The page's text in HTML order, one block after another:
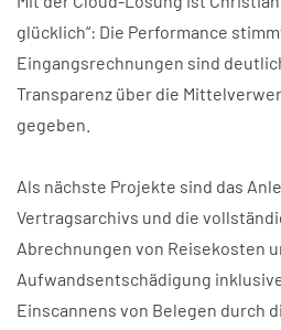
glücklich“: Die Performance
Eingangsrechnungen sind
Transparenz über die
gegeben.
Als nächste Projekte sind das
Vertragsarchivs und die
Abrechnungen von Reisekosten
Aufwandsentschädigung
Einscannens von Belegen durch